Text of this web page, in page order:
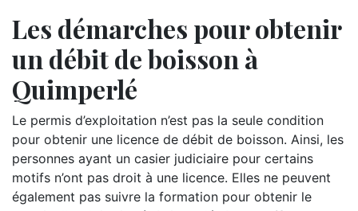
Les démarches pour obtenir
un débit de boisson à
Quimperlé
Le permis d’exploitation n’est pas la seule condition
pour obtenir une licence de débit de boisson. Ainsi, les
personnes ayant un casier judiciaire pour certains
motifs n’ont pas droit à une licence. Elles ne peuvent
également pas suivre la formation pour obtenir le